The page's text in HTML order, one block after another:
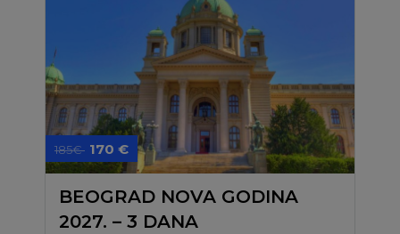
185€ 170 €
BEOGRAD NOVA GODINA
2027. – 3 DANA